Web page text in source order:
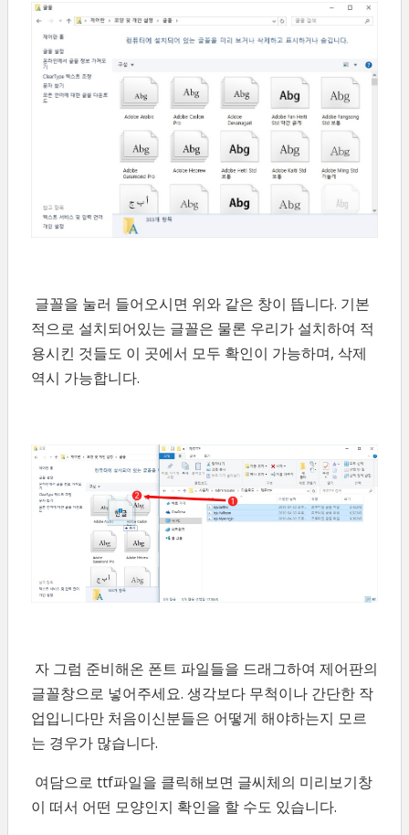
글꼴을 눌러 들어오시면 위와 같은 창이 뜹니다. 기본
적으로 설치되어있는 글꼴은 물론 우리가 설치하여 적
용시킨 것들도 이 곳에서 모두 확인이 가능하며, 삭제
역시 가능합니다.
자 그럼 준비해온 폰트 파일들을 드래그하여 제어판의
글꼴창으로 넣어주세요. 생각보다 무척이나 간단한 작
업입니다만 처음이신분들은 어떻게 해야하는지 모르
는 경우가 많습니다.
여담으로 ttf파일을 클릭해보면 글씨체의 미리보기창
이 떠서 어떤 모양인지 확인을 할 수도 있습니다.